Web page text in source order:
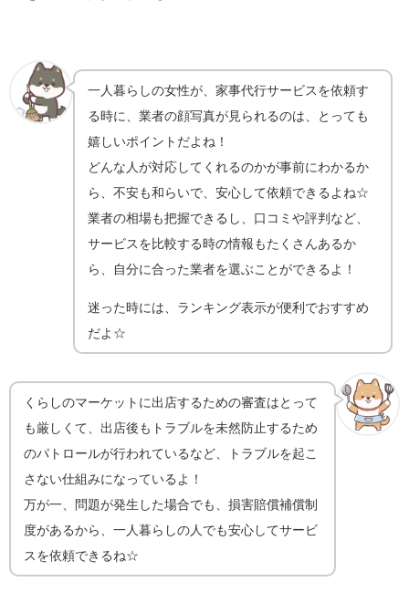
一人暮らしの女性が、家事代行サービスを依頼す
る時に、業者の顔写真が見られるのは、とっても
嬉しいポイントだよね！
どんな人が対応してくれるのかが事前にわかるか
ら、不安も和らいで、安心して依頼できるよね☆
業者の相場も把握できるし、口コミや評判など、
サービスを比較する時の情報もたくさんあるか
ら、自分に合った業者を選ぶことができるよ！
迷った時には、ランキング表示が便利でおすすめ
だよ☆
くらしのマーケットに出店するための審査はとって
も厳しくて、出店後もトラブルを未然防止するため
のパトロールが行われているなど、トラブルを起こ
さない仕組みになっているよ！
万が一、問題が発生した場合でも、損害賠償補償制
度があるから、一人暮らしの人でも安心してサービ
スを依頼できるね☆